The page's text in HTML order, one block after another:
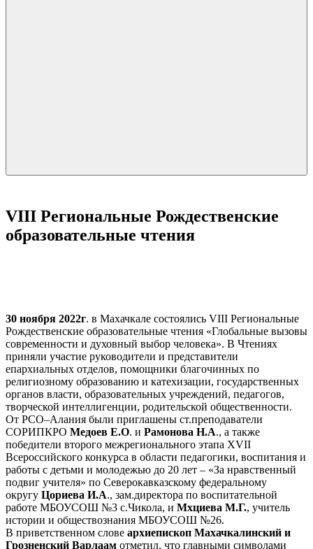
VIII Региональные Рождественские
образовательные чтения
30 ноября 2022г. в Махачкале состоялись VIII Региональные
Рождественские образовательные чтения «Глобальные вызовы
современности и духовный выбор человека». В Чтениях
приняли участие руководители и представители
епархиальных отделов, помощники благочинных по
религиозному образованию и катехизации, государственных
органов власти, образовательных учреждений, педагогов,
творческой интеллигенции, родительской общественности.
От РСО–Алания были приглашены ст.преподаватели
СОРИПКРО Медоев Е.О. и Рамонова Н.А., а также
победители второго межрегионального этапа XVII
Всероссийского конкурса в области педагогики, воспитания и
работы с детьми и молодежью до 20 лет – «За нравственный
подвиг учителя» по Северокавказскому федеральному
округу Цориева И.А., зам.директора по воспитательной
работе МБОУСОШ №3 с.Чикола, и Мхциева М.Г., учитель
истории и обществознания МБОУСОШ №26.
В приветственном слове архиепископ Махачкалинский и
Грозненский Варлаам отметил, что главными символами